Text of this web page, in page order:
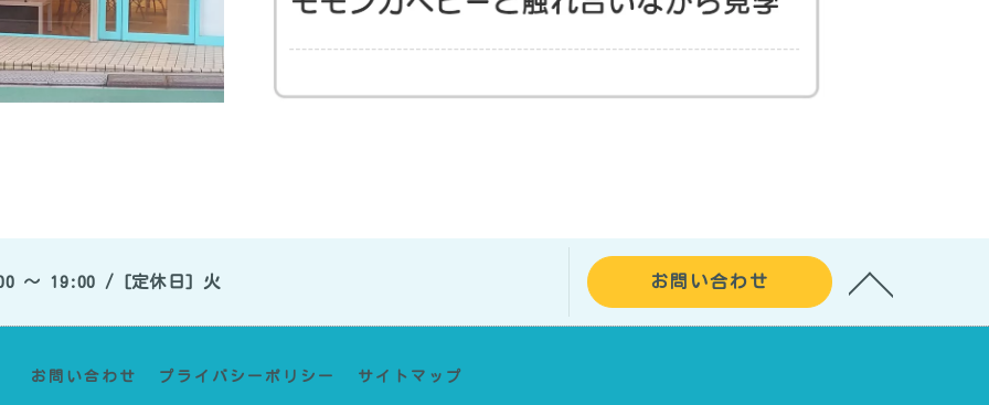
〜 19:00 / [定休日] 火 お問い合わせ
お問い合わせ プライバシーポリシー サイトマップ